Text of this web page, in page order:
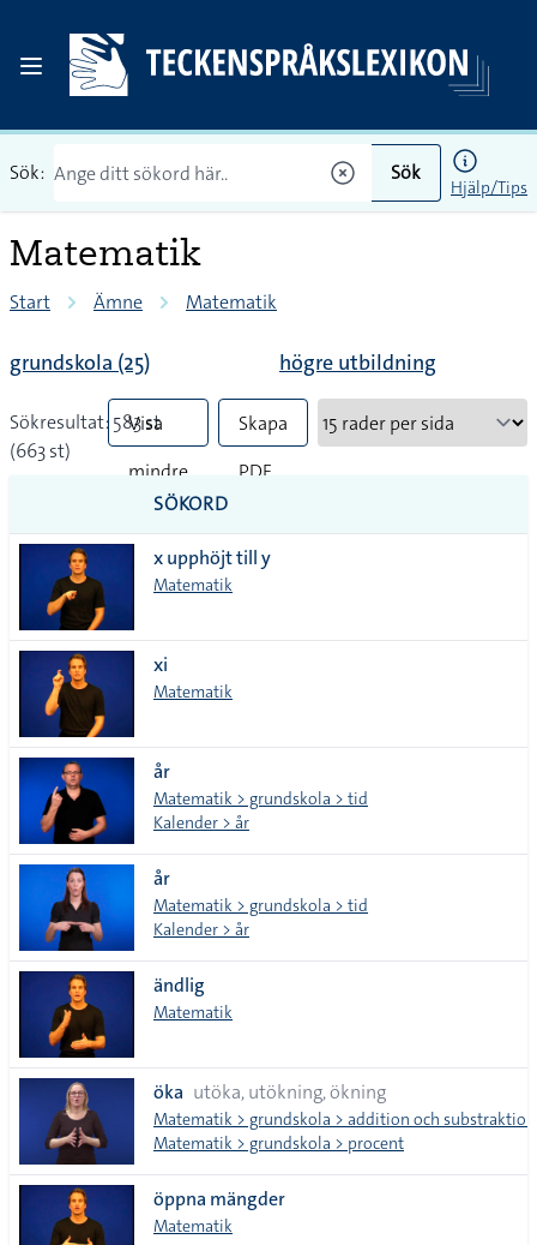
Sök: Sök
Hjälp/Tips
Matematik
Start Ämne Matematik
grundskola (25) högre utbildning
Sökresultat: 583 st
(663 st)
Visa
mindre
tecken
Skapa
PDF
SÖKORD
x upphöjt till y
Matematik
xi
Matematik
år
Matematik > grundskola > tid
Kalender > år
år
Matematik > grundskola > tid
Kalender > år
ändlig
Matematik
öka utöka, utökning, ökning
Matematik > grundskola > addition och substraktion
Matematik > grundskola > procent
öppna mängder
Matematik